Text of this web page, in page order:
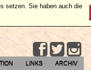
LINKS ARCHIV
setzen. Sie haben auch die